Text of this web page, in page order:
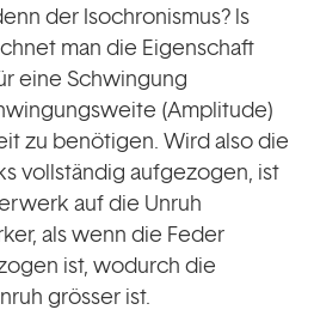
der Isochronismus? ls
man die Eigenschaft
eine Schwingung
(Amplitude)
zu benötigen. Wird also die
vollständig aufgezogen, ist
auf die Unruh
als wenn die Feder
ist, wodurch die
grösser ist.